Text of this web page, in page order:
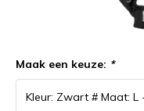
Maak een keuze: *